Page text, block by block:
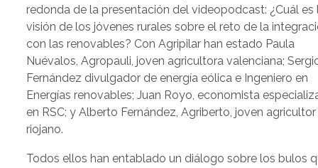
redonda de la presentación del videopodcast: ¿Cuál es
visión de los jóvenes rurales sobre el reto de la
con las renovables? Con Agripilar han estado Paula
Nuévalos, Agropauli, joven agricultora valenciana;
Fernández divulgador de energía eólica e Ingeniero en
Energías renovables; Juan Royo, economista
en RSC; y Alberto Fernández, Agriberto, joven agricultor
riojano.
Todos ellos han entablado un diálogo sobre los bulos